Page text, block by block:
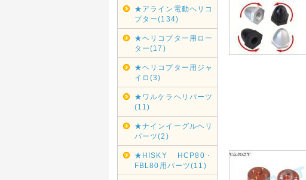
★アライン電動ヘリコ
プター(134)
★ヘリコプター用ロー
ター(17)
★ヘリコプター用ジャ
イロ(3)
★ワルケラヘリパーツ
(11)
★ナインイーグルヘリ
パーツ(2)
★HISKY HCP80・
FBL80用パーツ(11)